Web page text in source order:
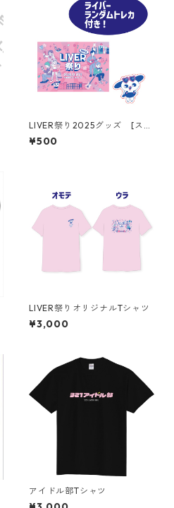
LIVER祭り2025グッズ [ステ
ッカーセット］
¥500
LIVER祭りオリジナルTシャツ
¥3,000
アイドル部Tシャツ